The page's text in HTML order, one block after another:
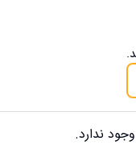
ندارد.